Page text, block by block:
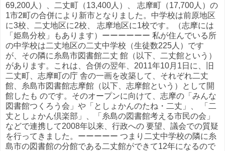
69,200人）、二丈町（13,400人）、 志摩町（17,700人）の
1市2町の合併により新市となりました。中学校は前原地区
に3校、二丈地区に2校、 志摩地区に1校です。（志摩には
「姫島分校」もあります）ーーーーーー 私が住んでいる所
の中学校は二丈地区の二丈中学校（生徒数225人）です
が、その隣に糸島市図書館二丈 館（以下、二丈館という）
があります。これは、合併の翌年、2011年10月1日に、旧
二丈町、志摩町の庁 舎の一画を改築して、それぞれ二丈
館、糸島市図書館志摩館（以下、志摩館という）として開
館したも のです。そのオープンに向けて、志摩の「みんな
図書館つくろう会」や「としょかんのたね・二丈」、 「二
丈としょかん倶楽部」、「糸島の図書館考える市民の会」
などで連携して2008年以来、行政への 要望、議会での質疑
を行ってきました。ーーーーー つまり二丈中学校の隣に糸
島市の図書館の分館である二丈館ができて12年になるので